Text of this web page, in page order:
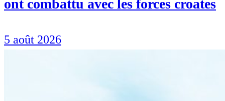
ont combattu avec les forces croates
5 août 2026